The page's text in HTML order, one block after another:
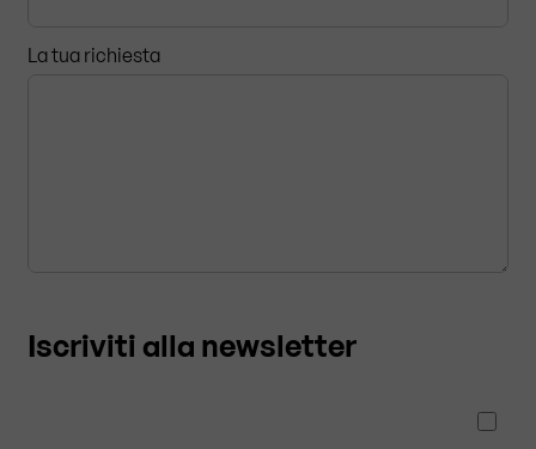
La tua richiesta
Iscriviti alla newsletter